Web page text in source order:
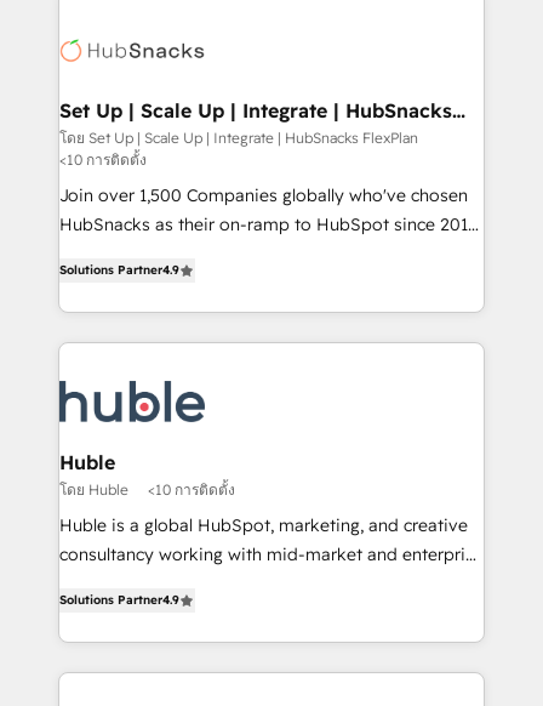
HubSpot COS Performance Award 🏆2014 HubSpot
COS Design Award 🏆2013 HubSpot Marketplace
Partner 📆Founded in 1997
HubSpot development: websites, custom modules,
marketing, advertising, campaigns, content and
design We connect people, data and technology to
improve customer experiences. With our bright
people, exciting ideas and can-do mentality, we
ensure revenue growth on a daily basis. So tell us
team of 100+ experts is ready for you! Driving digital
growth | www.brightdigital.com
Set Up | Scale Up | Integrate | HubSnacks
FlexPlan
โดย Set Up | Scale Up | Integrate | HubSnacks FlexPlan
<10 การติดตั้ง
Join over 1,500 Companies globally who've chosen
HubSnacks as their on-ramp to HubSpot since 2014
1️⃣ Set Up | Onboarding New or Check-fixing existing
HubSpot portals 2️⃣ Scale Up | 100% HubSpot Task
Execution... Global 24/7 ... All Experts 3️⃣ Integrate |
Slash months from your API Integration project... ⬅️
Click "Contact Business" ⬅️ to access 150+ Kickstart
Integration templates that put HubSpot in the center
of your tech stack, syncing... 🛍️ Shopify or
WooCommerce 💲 Stripe or Paypal 💰 Sage or
Netsuite 🤖 Google or Microsoft ✍️ DocuSign or
the rare Advanced "Custom Integrations"
Accreditation, securely sync data across... 🔄 any
Solutions Partner4.9
Huble
โดย Huble <10 การติดตั้ง
Huble is a global HubSpot, marketing, and creative
consultancy working with mid-market and enterprise
the strategy, processes, and teams that turn
HubSpot into a genuine growth engine. Named
HubSpot's Global Partner of the Year in 2024,
Solutions Partner4.9